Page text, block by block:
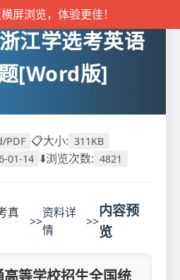
屏浏览，体验更佳！
江学选考英语
[Word版]
PDF 📋大小: 311KB
01-14 ⬇️浏览次数: 4821
真
>>
资料详
情
>>
内容预
览
高等学校招生全国统